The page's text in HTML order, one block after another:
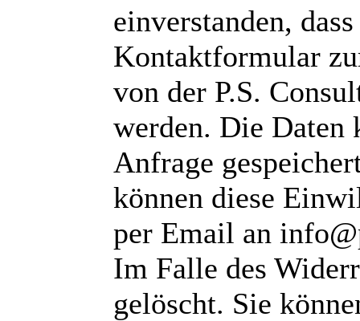
einverstanden,
Kontaktformular
von der P.S.
werden. Die Daten
Anfrage
können diese
per Email an
Im Falle des
gelöscht. Sie